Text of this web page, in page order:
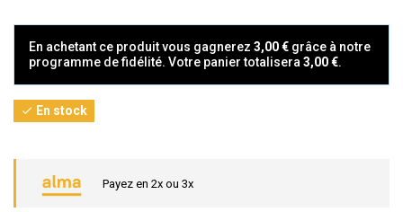
En achetant ce produit vous gagnerez 3,00 € grâce à notre
programme de fidélité. Votre panier totalisera 3,00 €.
 En stock
Payez en 2x ou 3x